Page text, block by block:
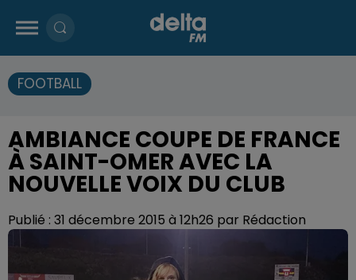
FOOTBALL
AMBIANCE COUPE DE FRANCE
À SAINT-OMER AVEC LA
NOUVELLE VOIX DU CLUB
Publié : 31 décembre 2015 à 12h26 par Rédaction